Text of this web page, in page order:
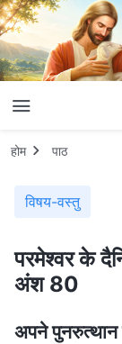
होम पाठ
विषय-वस्तु
परमेश्वर के
अंश 80
अपने